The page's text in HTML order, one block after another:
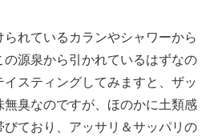
れているカランやシャワーから
源泉から引かれているはずなの
スティングしてみますと、ザッ
無臭なのですが、ほのかに土類感
びており、アッサリ＆サッパリの